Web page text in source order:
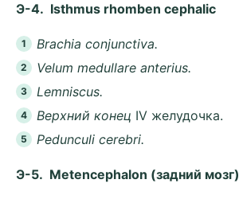
Э-4. Isthmus rhomben cephalic
Brachia conjunctiva.
Velum medullare anterius.
Lemniscus.
Bepxний конец IV желудочка.
Pedunculi cerebri.
Э-5. Metencephalon (зaдний мозг)